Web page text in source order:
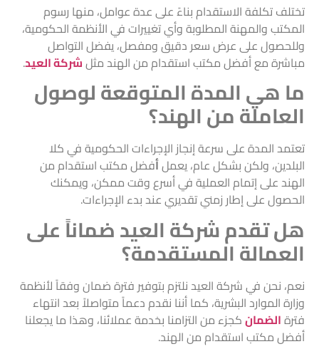
تختلف تكلفة الاستقدام بناءً على عدة عوامل، منها رسوم
المكتب والمهنة المطلوبة وأي تغييرات في الأنظمة الحكومية،
وللحصول على عرض سعر دقيق ومفصل، يفضل التواصل
مباشرة مع أفضل مكتب استقدام من الهند مثلشركة العيد.
ما هي المدة المتوقعة لوصول
العاملة من الهند؟
تعتمد المدة على سرعة إنجاز الإجراءات الحكومية في كلا
البلدين، ولكن بشكل عام، يعملأفضل مكتب استقدام من
الهند على إتمام العملية في أسرع وقت ممكن، ويمكنك
الحصول على إطار زمني تقديري عند بدء الإجراءات.
هل تقدم شركة العيد ضماناً على
العمالة المستقدمة؟
نعم، نحن في شركة العيد نلتزم بتوفير فترة ضمان وفقاً لأنظمة
وزارة الموارد البشرية، كما أننا نقدم دعماً متواصلاً بعد انتهاء
فترةالضمانكجزء من التزامنا بخدمة عملائنا، وهذا ما يجعلنا
أفضل مكتب استقدام من الهند.